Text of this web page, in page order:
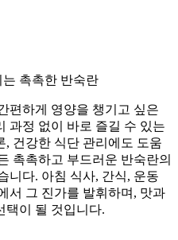
촉촉한 반숙란
편하게 영양을 챙기고 싶은
과정 없이 바로 즐길 수 있는
, 건강한 식단 관리에도 도움
촉촉하고 부드러운 반숙란의
니다. 아침 식사, 간식, 운동
서 그 진가를 발휘하며, 맛과
택이 될 것입니다.